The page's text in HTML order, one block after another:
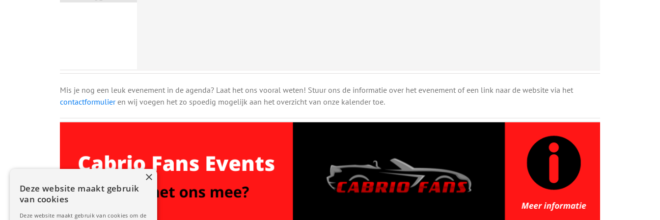
Mis je nog een leuk evenement in de agenda? Laat het ons vooral weten! Stuur ons de informatie over het evenement of een link naar de website via het
contactformulieren wij voegen het zo spoedig mogelijk aan het overzicht van onze kalender toe.
Deze website maakt gebruik
van cookies
Deze website maakt gebruik van cookies om de
×